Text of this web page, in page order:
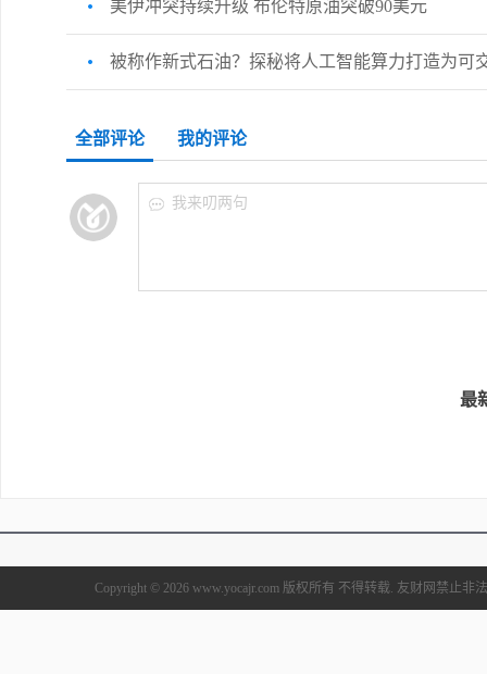
美伊冲突持续升级 布伦特原油突破90美元
被称作新式石油？探秘将人工智能算力打造为可
全部评论 我的评论
我来叨两句
最
Copyright © 2026 www.yocajr.com 版权所有 不得转载. 友财网禁止非